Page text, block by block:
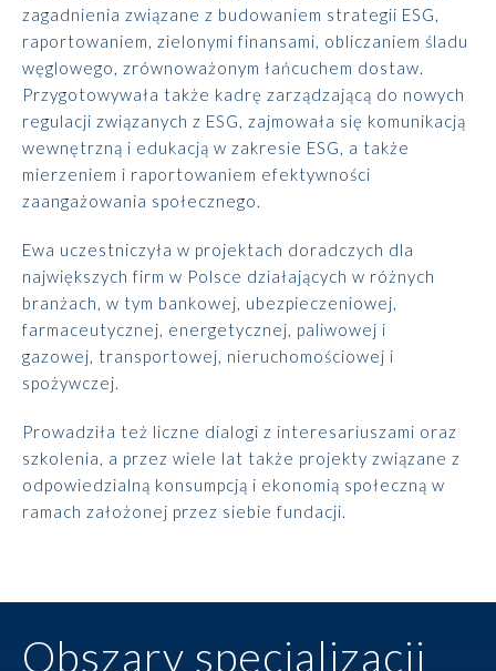
zagadnienia związane z budowaniem strategii ESG,
raportowaniem, zielonymi finansami, obliczaniem śladu
węglowego, zrównoważonym łańcuchem dostaw.
Przygotowywała także kadrę zarządzającą do nowych
regulacji związanych z ESG, zajmowała się komunikacją
wewnętrzną i edukacją w zakresie ESG, a także
mierzeniem i raportowaniem efektywności
zaangażowania społecznego.
Ewa uczestniczyła w projektach doradczych dla
największych firm w Polsce działających w różnych
branżach, w tym bankowej, ubezpieczeniowej,
farmaceutycznej, energetycznej, paliwowej i
gazowej, transportowej, nieruchomościowej i
spożywczej.
Prowadziła też liczne dialogi z interesariuszami oraz
szkolenia, a przez wiele lat także projekty związane z
odpowiedzialną konsumpcją i ekonomią społeczną w
ramach założonej przez siebie fundacji.
Obszary specjalizacji